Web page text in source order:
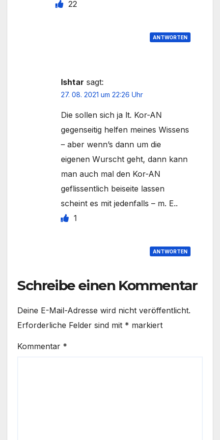
22
ANTWORTEN
Ishtar sagt:
27. 08. 2021 um 22:26 Uhr
Die sollen sich ja lt. Kor-AN
gegenseitig helfen meines Wissens
– aber wenn’s dann um die
eigenen Wurscht geht, dann kann
man auch mal den Kor-AN
geflissentlich beiseite lassen
scheint es mit jedenfalls – m. E..
1
ANTWORTEN
Schreibe einen Kommentar
Deine E-Mail-Adresse wird nicht veröffentlicht.
Erforderliche Felder sind mit * markiert
Kommentar *